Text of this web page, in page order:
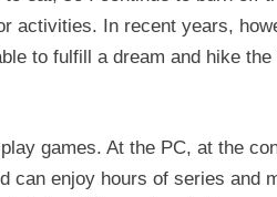
activities. In recent years,
to fulfill a dream and hike
games. At the PC, at the
can enjoy hours of series and